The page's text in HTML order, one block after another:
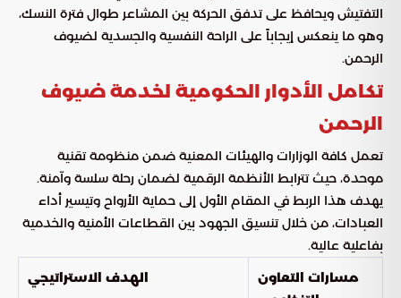
التفتيش ويحافظ على تدفق الحركة بين المشاعر طوال فترة النسك،
وهو ما ينعكس إيجاباً على الراحة النفسية والجسدية لضيوف
الرحمن.
تكامل الأدوار الحكومية لخدمة ضيوف
الرحمن
تعمل كافة الوزارات والهيئات المعنية ضمن منظومة تقنية
موحدة، حيث تترابط الأنظمة الرقمية لضمان رحلة سلسة وآمنة.
يهدف هذا الربط في المقام الأول إلى حماية الأرواح وتيسير أداء
العبادات، من خلال تنسيق الجهود بين القطاعات الأمنية والخدمية
بفاعلية عالية.
مسارات التعاون
الهدف الاستراتيجي